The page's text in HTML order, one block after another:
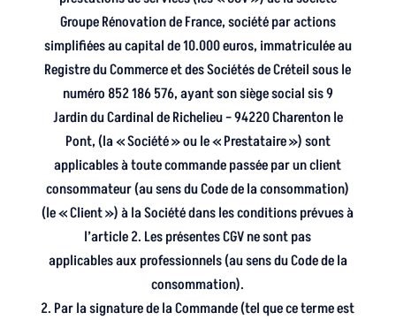
Groupe Rénovation de France, société par actions
simplifiées au capital de 10.000 euros, immatriculée au
Registre du Commerce et des Sociétés de Créteil sous le
numéro 852 186 576, ayant son siège social sis 9
Jardin du Cardinal de Richelieu – 94220 Charenton le
Pont, (la « Société » ou le « Prestataire ») sont
applicables à toute commande passée par un client
consommateur (au sens du Code de la consommation)
(le « Client ») à la Société dans les conditions prévues à
l’article 2. Les présentes CGV ne sont pas
applicables aux professionnels (au sens du Code de la
consommation).
2. Par la signature de la Commande (tel que ce terme est